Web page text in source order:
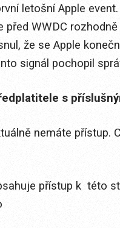
letošní Apple
WWDC
že se Apple
signál pochopil
s
nemáte přístup.
přístup k této